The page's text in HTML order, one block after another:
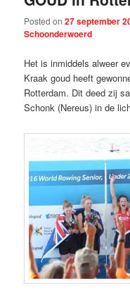
Posted on27 september
Schoonderwoerd
Het is inmiddels alweer
Kraak goud heeft
Rotterdam. Dit deed zij
Schonk (Nereus) in de